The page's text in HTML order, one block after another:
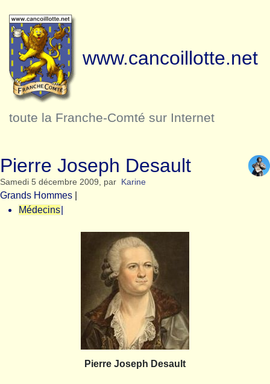
www.cancoillotte.net
toute la Franche-Comté sur Internet
Pierre Joseph Desault
Samedi 5 décembre 2009, par Karine
Grands Hommes
Médecins
Pierre Joseph Desault